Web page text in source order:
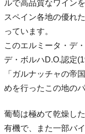
ルで高品質なワイン
スペイン各地の優れ
っています。
このエルミータ・デ
デ・ボルハD.O.認定
「ガルナッチャの帝
めを行ったこの地の
葡萄は極めて乾燥し
有機で、また一部バ